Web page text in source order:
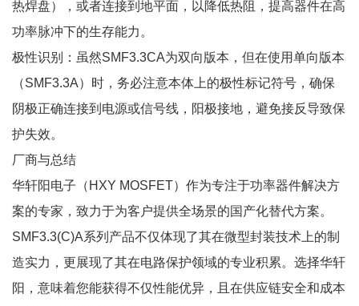
热焊盘），或者连接到地平面，以降低热阻，提高器件在高
功率脉冲下的生存能力。
极性识别：虽然SMF3.3CA为双向版本，但在使用单向版本
（SMF3.3A）时，务必注意本体上的极性标记符号，确保
阴极正确连接到电源或信号线，阳极接地，避免接反导致保
护失效。
厂商与总结
华轩阳电子（HXY MOSFET）作为专注于功率器件解决方
案的专家，致力于为客户提供全场景的国产化替代方案。
SMF3.3(C)A系列产品不仅体现了其在微型封装技术上的制
造实力，更展现了其在电路保护领域的专业积累。选择华轩
阳，意味着您能获得不仅性能优异，且在供应链安全和成本